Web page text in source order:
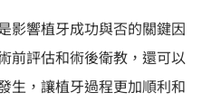
影響植牙成功與否的關鍵因
前評估和術後衛教，還可以
生，讓植牙過程更加順利和